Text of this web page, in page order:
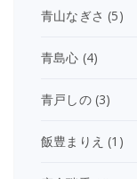
青山なぎさ (5)
青島心 (4)
青戸しの(3)
飯豊まりえ (1)